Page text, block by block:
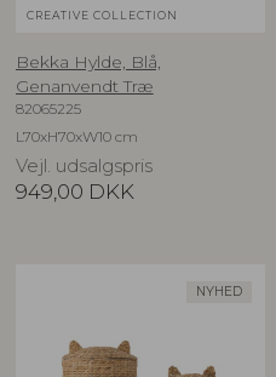
CREATIVE COLLECTION
Bekka Hylde, Blå,
Genanvendt Træ
82065225
L70xH70xW10 cm
Vejl. udsalgspris
949,00 DKK
NYHED